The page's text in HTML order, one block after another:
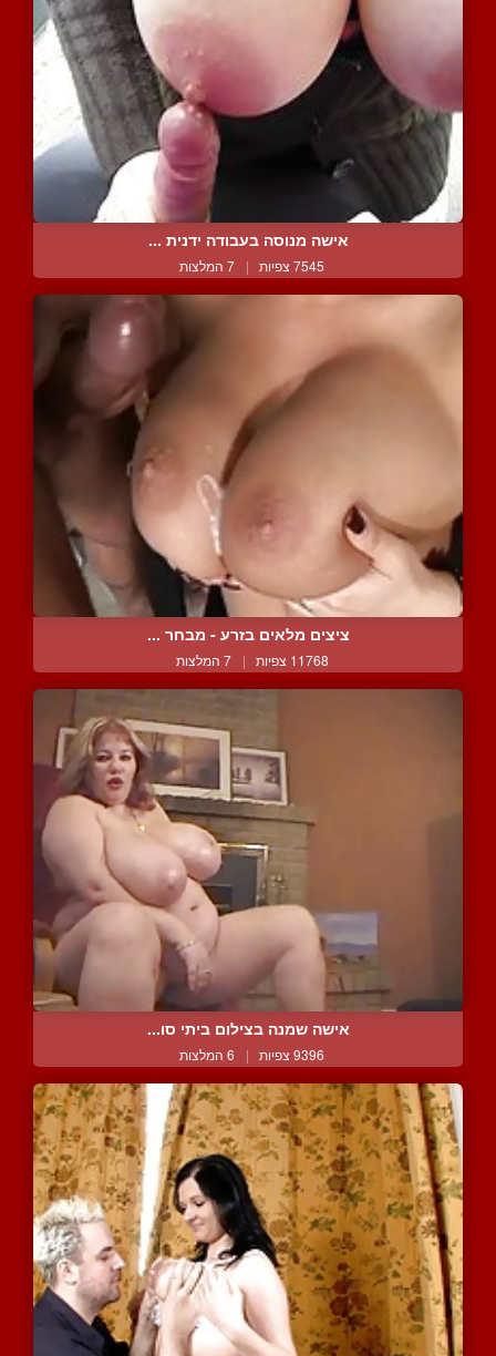
אישה מנוסה בעבודה ידנית ...
7545 צפיות | 7 המלצות
ציצים מלאים בזרע - מבחר ...
11768 צפיות | 7 המלצות
אישה שמנה בצילום ביתי סו...
9396 צפיות | 6 המלצות